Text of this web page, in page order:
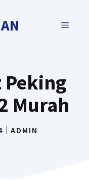
MENU
Murah
ADMIN